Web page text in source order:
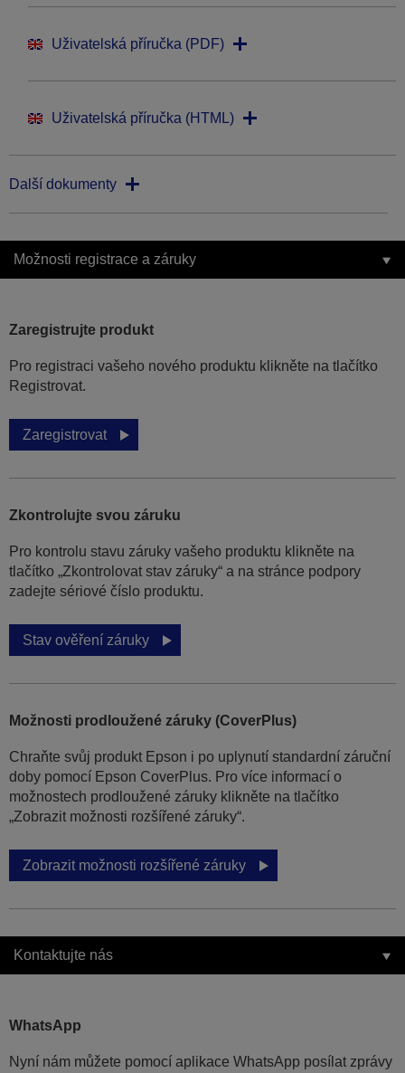
Uživatelská příručka (PDF)
Uživatelská příručka (HTML)
Další dokumenty
Možnosti registrace a záruky
Zaregistrujte produkt
Pro registraci vašeho nového produktu klikněte na tlačítko
Registrovat.
Zaregistrovat
Zkontrolujte svou záruku
Pro kontrolu stavu záruky vašeho produktu klikněte na
tlačítko „Zkontrolovat stav záruky“ a na stránce podpory
zadejte sériové číslo produktu.
Stav ověření záruky
Možnosti prodloužené záruky (CoverPlus)
Chraňte svůj produkt Epson i po uplynutí standardní záruční
doby pomocí Epson CoverPlus. Pro více informací o
možnostech prodloužené záruky klikněte na tlačítko
„Zobrazit možnosti rozšířené záruky“.
Zobrazit možnosti rozšířené záruky
Kontaktujte nás
WhatsApp
Nyní nám můžete pomocí aplikace WhatsApp posílat zprávy